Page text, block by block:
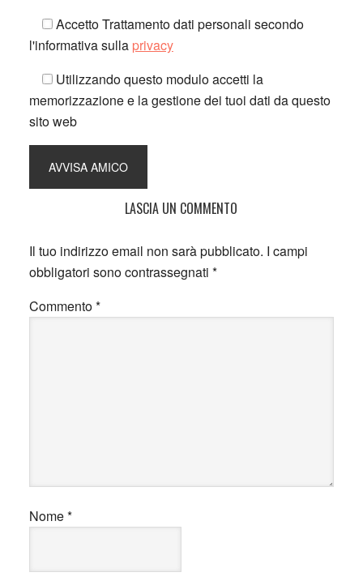
Accetto Trattamento dati personali secondo
l'informativa sulla privacy
Utilizzando questo modulo accetti la
memorizzazione e la gestione dei tuoi dati da questo
sito web
LASCIA UN COMMENTO
Il tuo indirizzo email non sarà pubblicato. I campi
obbligatori sono contrassegnati *
Commento*
Nome*